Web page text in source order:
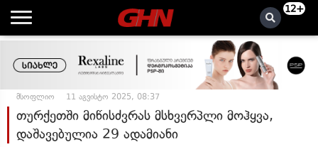
12+
მსოფლიო 11 აგვისტო 2025, 08:37
თურქეთში მიწისძვრას მსხვერპლი მოჰყვა,
დაშავებულია 29 ადამიანი